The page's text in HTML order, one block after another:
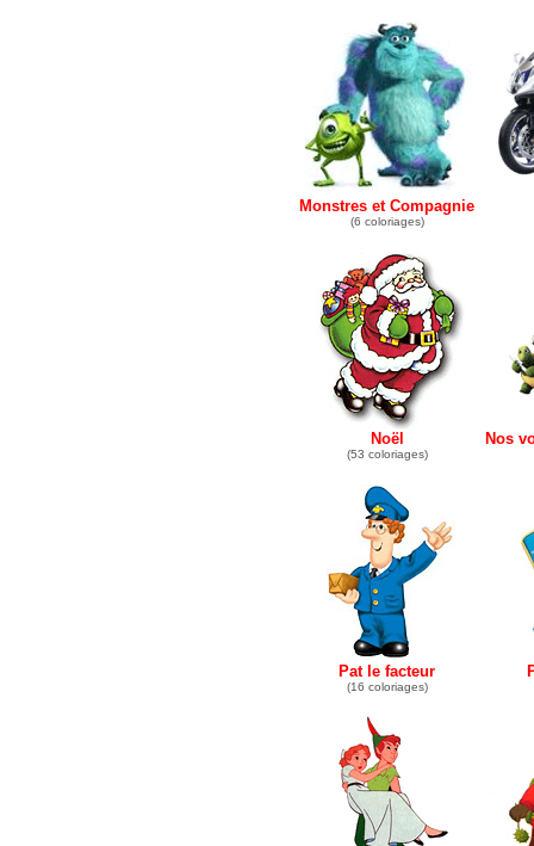
Monstres et Compagnie
(6 coloriages)
Noël
(53 coloriages)
Nos
Pat le facteur
(16 coloriages)